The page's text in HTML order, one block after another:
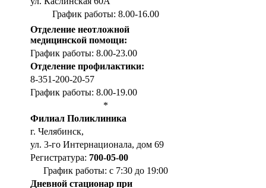
График работы: 8.00-16.00
Отделение неотложной
медицинской помощи:
График работы: 8.00-23.00
Отделение профилактики:
8-351-200-20-57
График работы: 8.00-19.00
*
Филиал Поликлиника
г. Челябинск,
ул. 3-го Интернационала, дом 69
Регистратура: 700-05-00
График работы: с 7:30 до 19:00
Дневной стационар при